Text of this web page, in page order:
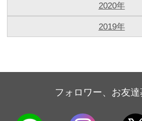
2020年
2019年
フォロワー、お友達